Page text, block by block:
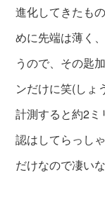
進化してきたも
めに先端は薄く
うので、その匙
ンだけに笑(しょ
計測すると約2
認はしてらっし
だけなので凄い